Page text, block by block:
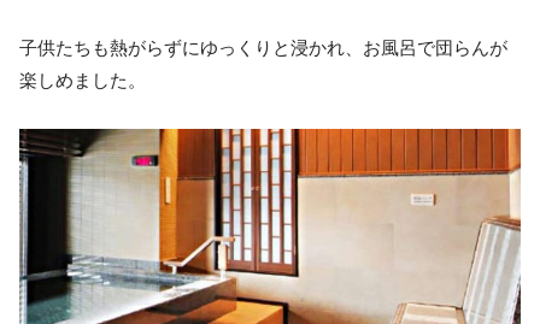
子供たちも熱がらずにゆっくりと浸かれ、お風呂で団らんが
楽しめました。